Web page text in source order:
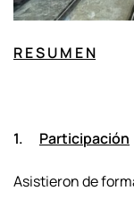
R E S U M E N
1. Participación
Asistieron de